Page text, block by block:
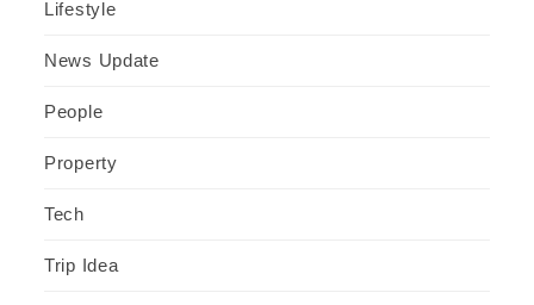
Lifestyle
News Update
People
Property
Tech
Trip Idea